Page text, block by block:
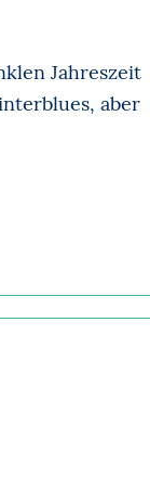
Jahreszeit
aber